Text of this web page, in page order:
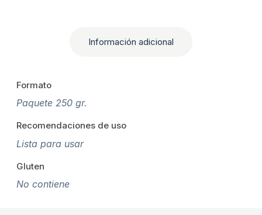
Información adicional
Formato
Paquete 250 gr.
Recomendaciones de uso
Lista para usar
Gluten
No contiene